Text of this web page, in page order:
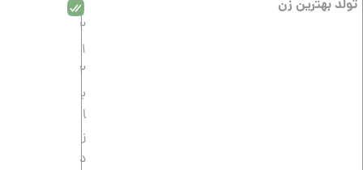
تولد بهترین زن
2
1
2
ب
ا
ز
د